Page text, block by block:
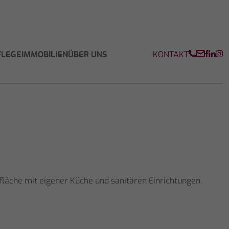
ÜBER UNS KONTAKT
mit eigener Küche und sanitären Einrichtungen.